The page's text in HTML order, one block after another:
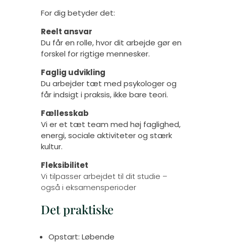
For dig betyder det:
Reelt ansvar
Du får en rolle, hvor dit arbejde gør en
forskel for rigtige mennesker.
Faglig udvikling
Du arbejder tæt med psykologer og
får indsigt i praksis, ikke bare teori.
Fællesskab
Vi er et tæt team med høj faglighed,
energi, sociale aktiviteter og stærk
kultur.
Fleksibilitet
Vi tilpasser arbejdet til dit studie –
også i eksamensperioder
Det praktiske
Opstart: Løbende